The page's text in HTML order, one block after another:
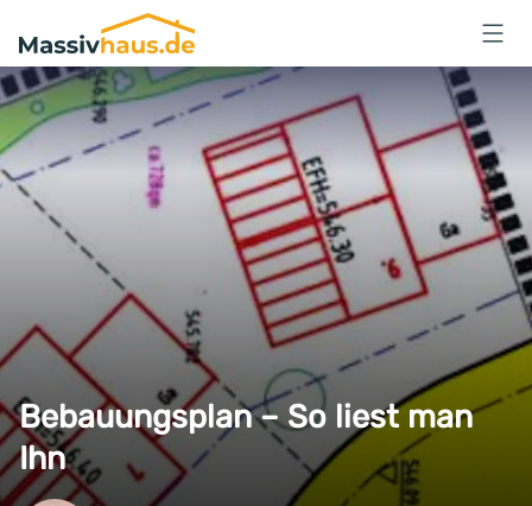
Massivhaus
Logo
Anmelden
Bebauungsplan – So liest man
Ihn